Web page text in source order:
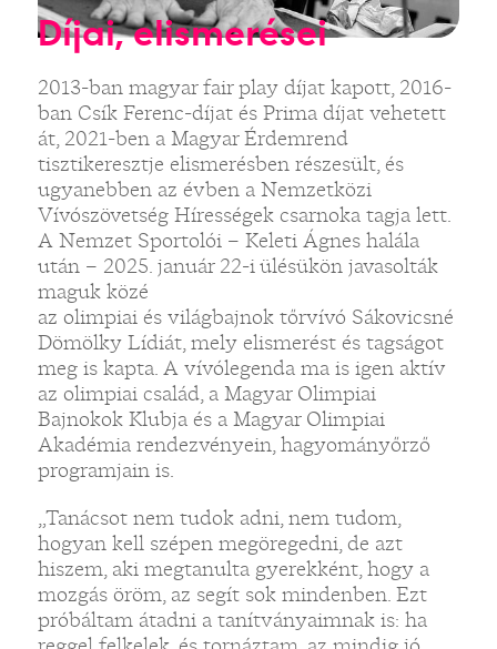
Díjai, elismerései
2013-ban magyar fair play díjat kapott, 2016-
ban Csík Ferenc-díjat és Prima díjat vehetett
át, 2021-ben a Magyar Érdemrend
tisztikeresztje elismerésben részesült, és
ugyanebben az évben a Nemzetközi
Vívószövetség Hírességek csarnoka tagja lett.
A Nemzet Sportolói – Keleti Ágnes halála
után – 2025. január 22-i ülésükön javasolták
maguk közé
az olimpiai és világbajnok tőrvívó Sákovicsné
Dömölky Lídiát, mely elismerést és tagságot
meg is kapta. A vívólegenda ma is igen aktív
az olimpiai család, a Magyar Olimpiai
Bajnokok Klubja és a Magyar Olimpiai
Akadémia rendezvényein, hagyományőrző
programjain is.
„Tanácsot nem tudok adni, nem tudom,
hogyan kell szépen megöregedni, de azt
hiszem, aki megtanulta gyerekként, hogy a
mozgás öröm, az segít sok mindenben. Ezt
próbáltam átadni a tanítványaimnak is: ha